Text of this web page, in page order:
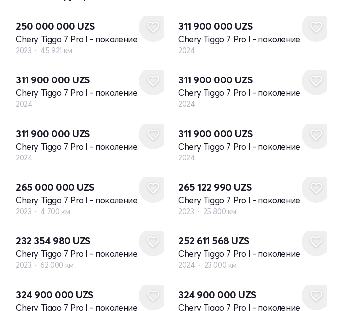
250 000 000 UZS
Chery Tiggo 7 Pro I - поколение
2023 45 921 км
311 900 000 UZS
Chery Tiggo 7 Pro I - поколение
2024
311 900 000 UZS
Chery Tiggo 7 Pro I - поколение
2024
311 900 000 UZS
Chery Tiggo 7 Pro I - поколение
2024
311 900 000 UZS
Chery Tiggo 7 Pro I - поколение
2024
311 900 000 UZS
Chery Tiggo 7 Pro I - поколение
2024
265 000 000 UZS
Chery Tiggo 7 Pro I - поколение
2023 4 700 км
265 122 990 UZS
Chery Tiggo 7 Pro I - поколение
2023 25 800 км
232 354 980 UZS
Chery Tiggo 7 Pro I - поколение
2023 62 000 км
252 611 568 UZS
Chery Tiggo 7 Pro I - поколение
2024 23 000 км
324 900 000 UZS
Chery Tiggo 7 Pro I - поколение
324 900 000 UZS
Chery Tiggo 7 Pro I - поколение